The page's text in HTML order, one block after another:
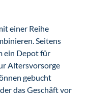
einer Reihe
Seitens
ein Depot für
Altersvorsorge
gebucht
das Geschäft vor